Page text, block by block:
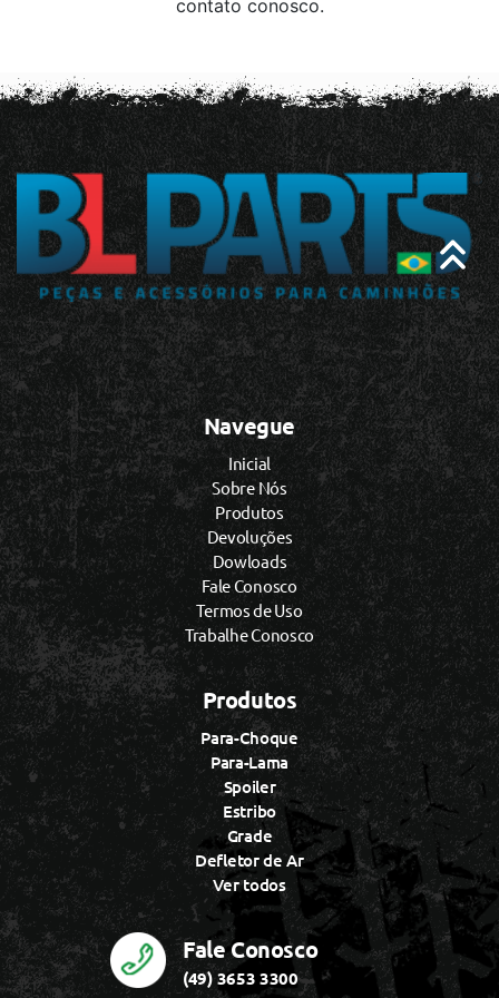
contato conosco.
Navegue
Inicial
Sobre Nós
Produtos
Devoluções
Dowloads
Fale Conosco
Termos de Uso
Trabalhe Conosco
Produtos
Para-Choque
Para-Lama
Spoiler
Estribo
Grade
Defletor de Ar
Ver todos
Fale Conosco
(49) 3653 3300